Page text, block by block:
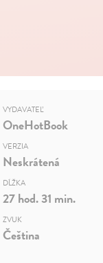
VYDAVATEĽ
OneHotBook
VERZIA
Neskrátená
DĹŽKA
27 hod. 31 min.
ZVUK
Čeština